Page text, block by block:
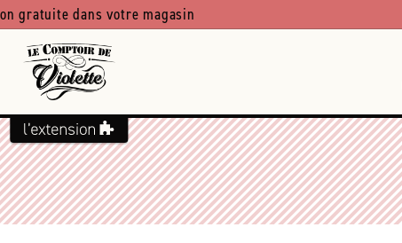
gratuite dans votre magasin